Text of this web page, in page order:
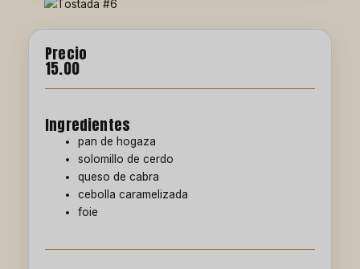
Precio
15.00
Ingredientes
pan de hogaza
solomillo de cerdo
queso de cabra
cebolla caramelizada
foie